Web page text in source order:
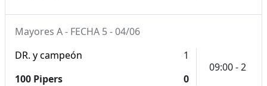
Mayores A - FECHA 5 - 04/06
DR. y campeón
1
100 Pipers
0
09:00 - 2